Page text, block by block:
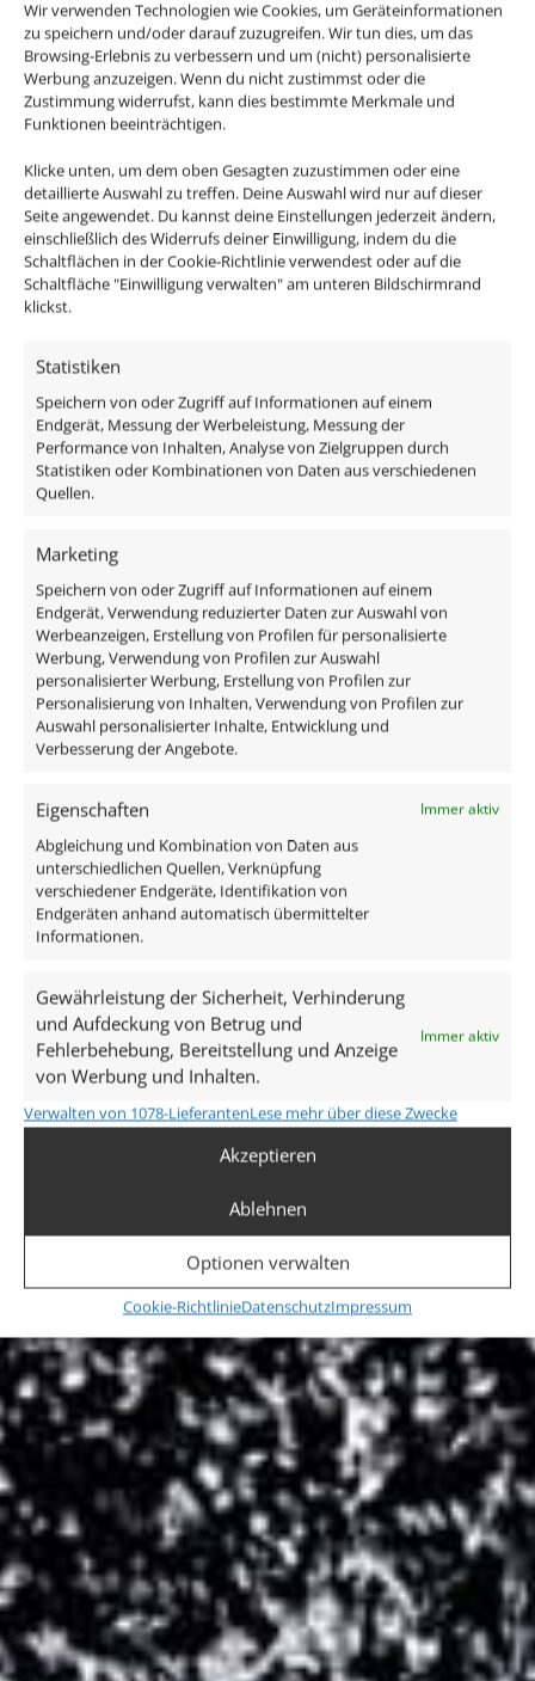
Wir verwenden Technologien wie Cookies, um Geräteinformationen
zu speichern und/oder darauf zuzugreifen. Wir tun dies, um das
Browsing-Erlebnis zu verbessern und um (nicht) personalisierte
Werbung anzuzeigen. Wenn du nicht zustimmst oder die
Zustimmung widerrufst, kann dies bestimmte Merkmale und
Funktionen beeinträchtigen.
Klicke unten, um dem oben Gesagten zuzustimmen oder eine
detaillierte Auswahl zu treffen. Deine Auswahl wird nur auf dieser
Seite angewendet. Du kannst deine Einstellungen jederzeit ändern,
einschließlich des Widerrufs deiner Einwilligung, indem du die
Schaltflächen in der Cookie-Richtlinie verwendest oder auf die
Schaltfläche "Einwilligung verwalten" am unteren Bildschirmrand
klickst.
Statistiken
Speichern von oder Zugriff auf Informationen auf einem
Endgerät, Messung der Werbeleistung, Messung der
Performance von Inhalten, Analyse von Zielgruppen durch
Statistiken oder Kombinationen von Daten aus verschiedenen
Quellen.
Marketing
Speichern von oder Zugriff auf Informationen auf einem
Endgerät, Verwendung reduzierter Daten zur Auswahl von
Werbeanzeigen, Erstellung von Profilen für personalisierte
Werbung, Verwendung von Profilen zur Auswahl
personalisierter Werbung, Erstellung von Profilen zur
Personalisierung von Inhalten, Verwendung von Profilen zur
Auswahl personalisierter Inhalte, Entwicklung und
Verbesserung der Angebote.
Eigenschaften Immer aktiv
Abgleichung und Kombination von Daten aus
unterschiedlichen Quellen, Verknüpfung
verschiedener Endgeräte, Identifikation von
Endgeräten anhand automatisch übermittelter
Informationen.
Gewährleistung der Sicherheit, Verhinderung
und Aufdeckung von Betrug und
Fehlerbehebung, Bereitstellung und Anzeige
von Werbung und Inhalten.
Immer aktiv
Verwalten von 1078-LieferantenLese mehr über diese Zwecke
Akzeptieren
Ablehnen
Optionen verwalten
Cookie-RichtlinieDatenschutzImpressum